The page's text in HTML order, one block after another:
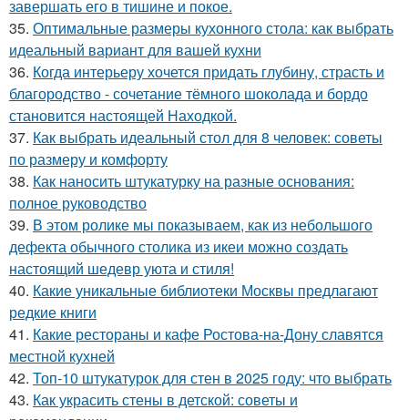
завершать его в тишине и покое.
35. Оптимальные размеры кухонного стола: как выбрать
идеальный вариант для вашей кухни
36. Когда интерьеру хочется придать глубину, страсть и
благородство - сочетание тёмного шоколада и бордо
становится настоящей Находкой.
37. Как выбрать идеальный стол для 8 человек: советы
по размеру и комфорту
38. Как наносить штукатурку на разные основания:
полное руководство
39. В этом ролике мы показываем, как из небольшого
дефекта обычного столика из икеи можно создать
настоящий шедевр уюта и стиля!
40. Какие уникальные библиотеки Москвы предлагают
редкие книги
41. Какие рестораны и кафе Ростова-на-Дону славятся
местной кухней
42. Топ-10 штукатурок для стен в 2025 году: что выбрать
43. Как украсить стены в детской: советы и